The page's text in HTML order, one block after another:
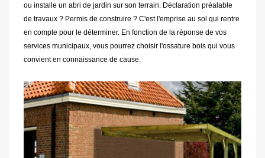
ou installe un abri de jardin sur son terrain. Déclaration préalable
de travaux ? Permis de construire ? C'est l'emprise au sol qui rentre
en compte pour le déterminer. En fonction de la réponse de vos
services municipaux, vous pourrez choisir l'ossature bois qui vous
convient en connaissance de cause.